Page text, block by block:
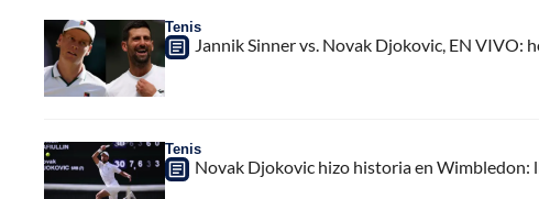
Tenis
Jannik Sinner vs. Novak Djokovic, EN VIVO:
Tenis
Novak Djokovic hizo historia en Wimbledon: